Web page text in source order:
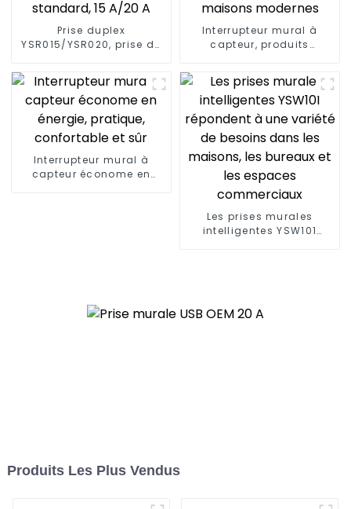
Prise duplex
YSR015/YSR020, prise de
fiches standard, 15 A/20
A
Interrupteur mural à
capteur, produits
Interrupteur mural à
capteur économe en
Les prises murales
intelligentes YSW101
Produits Les Plus Vendus